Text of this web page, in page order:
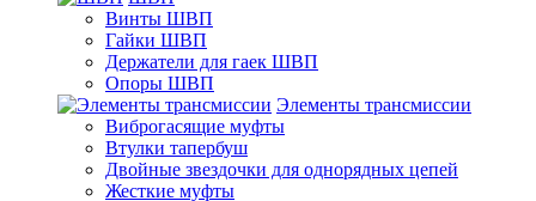
Винты ШВП
Гайки ШВП
Держатели для гаек ШВП
Опоры ШВП
Элементы трансмиссии
Виброгасящие муфты
Втулки тапербуш
Двойные звездочки для однорядных цепей
Жесткие муфты